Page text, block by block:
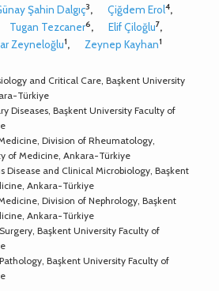
Şahin Dalgıç3, Çiğdem Erol4,
Tugan Tezcaner6, Elif Çiloğlu7,
Zeyneloğlu1, Zeynep Kayhan1
and Critical Care, Başkent University
Türkiye
Diseases, Başkent University Faculty of
Division of Rheumatology,
of Medicine, Ankara-Türkiye
Disease and Clinical Microbiology, Başkent
Ankara-Türkiye
Division of Nephrology, Başkent
Ankara-Türkiye
Başkent University Faculty of
Başkent University Faculty of